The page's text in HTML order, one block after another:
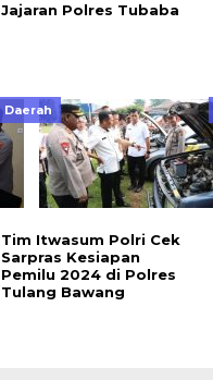
Jajaran Polres Tubaba
Daerah
Tim Itwasum Polri Cek
Sarpras Kesiapan
Pemilu 2024 di Polres
Tulang Bawang